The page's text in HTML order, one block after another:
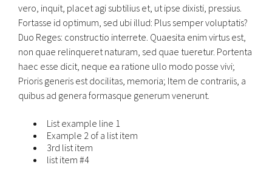
vero, inquit, placet agi subtilius et, ut ipse dixisti, pressius.
Fortasse id optimum, sed ubi illud: Plus semper voluptatis?
Duo Reges: constructio interrete. Quaesita enim virtus est,
non quae relinqueret naturam, sed quae tueretur. Portenta
haec esse dicit, neque ea ratione ullo modo posse vivi;
Prioris generis est docilitas, memoria; Item de contrariis, a
quibus ad genera formasque generum venerunt.
List example line 1
Example 2 of a list item
3rd list item
list item #4